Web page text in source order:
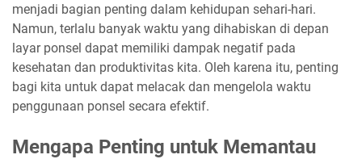
menjadi bagian penting dalam kehidupan sehari-hari.
Namun, terlalu banyak waktu yang dihabiskan di depan
layar ponsel dapat memiliki dampak negatif pada
kesehatan dan produktivitas kita. Oleh karena itu, penting
bagi kita untuk dapat melacak dan mengelola waktu
penggunaan ponsel secara efektif.
Mengapa Penting untuk Memantau